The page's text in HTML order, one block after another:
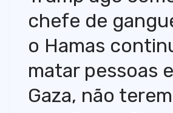
chefe de
o Hamas
matar pessoas
Gaza, não